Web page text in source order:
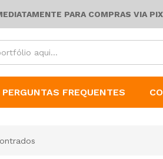
PARA COMPRAS VIA
PERGUNTAS FREQUENTES